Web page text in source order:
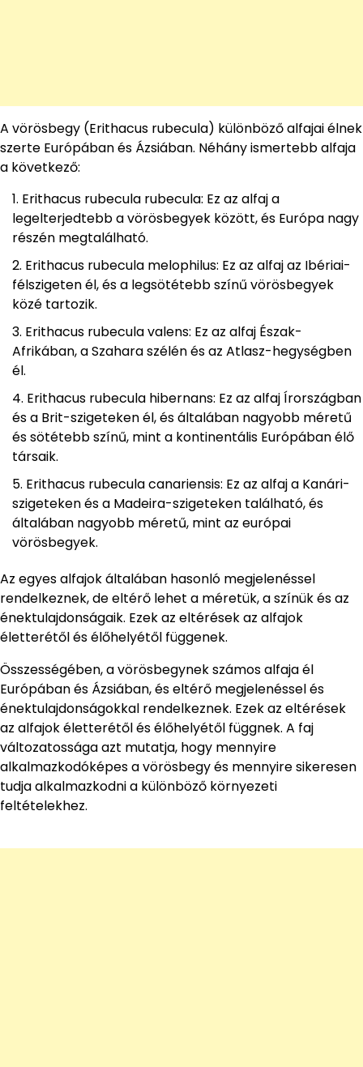
A vörösbegy (Erithacus rubecula) különböző alfajai élnek
szerte Európában és Ázsiában. Néhány ismertebb alfaja
a következő:
Erithacus rubecula rubecula: Ez az alfaj a
legelterjedtebb a vörösbegyek között, és Európa nagy
részén megtalálható.
Erithacus rubecula melophilus: Ez az alfaj az Ibériai-
félszigeten él, és a legsötétebb színű vörösbegyek
közé tartozik.
Erithacus rubecula valens: Ez az alfaj Észak-
Afrikában, a Szahara szélén és az Atlasz-hegységben
él.
Erithacus rubecula hibernans: Ez az alfaj Írországban
és a Brit-szigeteken él, és általában nagyobb méretű
és sötétebb színű, mint a kontinentális Európában élő
társaik.
Erithacus rubecula canariensis: Ez az alfaj a Kanári-
szigeteken és a Madeira-szigeteken található, és
általában nagyobb méretű, mint az európai
vörösbegyek.
Az egyes alfajok általában hasonló megjelenéssel
rendelkeznek, de eltérő lehet a méretük, a színük és az
énektulajdonságaik. Ezek az eltérések az alfajok
életterétől és élőhelyétől függenek.
Összességében, a vörösbegynek számos alfaja él
Európában és Ázsiában, és eltérő megjelenéssel és
énektulajdonságokkal rendelkeznek. Ezek az eltérések
az alfajok életterétől és élőhelyétől függnek. A faj
változatossága azt mutatja, hogy mennyire
alkalmazkodóképes a vörösbegy és mennyire sikeresen
tudja alkalmazkodni a különböző környezeti
feltételekhez.